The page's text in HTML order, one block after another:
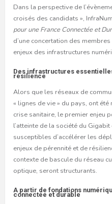
Dans la perspective de
croisés des candidats »,
pour une France Connectée et
d’une concertation des
enjeux des infrastructures
Des infrastructures
résilience
Alors que les réseaux de
« lignes de vie » du pays, ont
crise sanitaire, le premier enjeu
l’atteinte de la société du
susceptibles d’accélérer les
enjeux de pérennité et de
contexte de bascule du réseau
optique, seront structurants.
A partir de fondations
connectée et durable